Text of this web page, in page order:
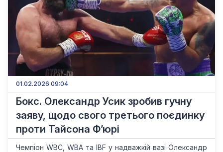
01.02.2026 09:04
Бокс. Олександр Усик зробив гучну
заяву, щодо свого третього поєдинку
проти Тайсона Ф’юрі
Чемпіон WBC, WBA та IBF у надважкій вазі Олександр